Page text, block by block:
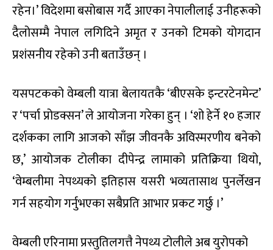
रहेन।’ विदेशमा बसोबास गर्दै आएका नेपालीलाई उनीहरूको
दैलोसम्मै नेपाल लगिदिने अमृत र उनको टिमको योगदान
प्रशंसनीय रहेको उनी बताउँछन् ।
यसपटकको वेम्बली यात्रा बेलायतकै ‘बीएसके इन्टरटेनमेन्ट’
र ‘पर्चा प्रोडक्सन’ ले आयोजना गरेका हुन् । ‘शो हेर्ने १० हजार
दर्शकका लागि आजको साँझ जीवनकै अविस्मरणीय बनेको
छ,’ आयोजक टोलीका दीपेन्द्र लामाको प्रतिक्रिया थियो,
‘वेम्बलीमा नेपथ्यको इतिहास यसरी भव्यतासाथ पुनर्लेखन
गर्न सहयोग गर्नुभएका सबैप्रति आभार प्रकट गर्छु ।’
वेम्बली एरिनामा प्रस्तुतिलगत्तै नेपथ्य टोलीले अब युरोपको